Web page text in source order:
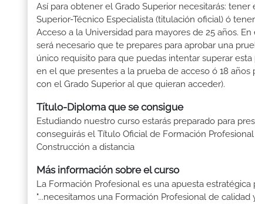
Así para obtener el Grado Superior necesitarás:
Superior-Técnico Especialista (titulación oficial) ó
Acceso a la Universidad para mayores de 25 años.
será necesario que te prepares para aprobar una
único requisito para que puedas intentar superar
en el que presentes a la prueba de acceso ó 18
con el Grado Superior al que quieran acceder).
Título-Diploma que se consigue
Estudiando nuestro curso estarás preparado para
conseguirás el Título Oficial de Formación
Construcción a distancia
Más información sobre el curso
La Formación Profesional es una apuesta
"...necesitamos una Formación Profesional de